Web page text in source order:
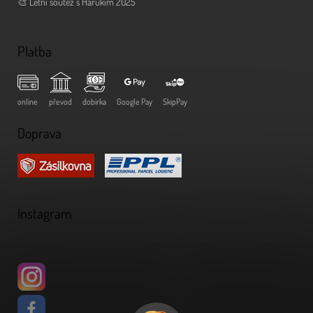
Platba
online převod dobírka Google Pay SkipPay
Doprava
Instagram